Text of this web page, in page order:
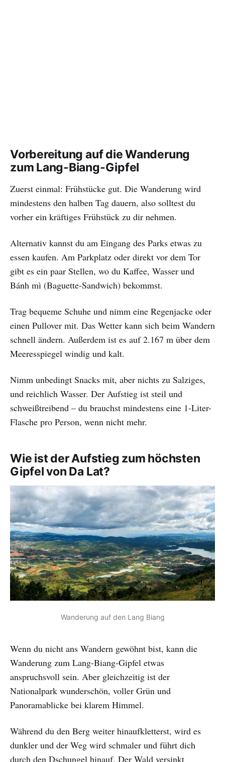
Vorbereitung auf die Wanderung
zum Lang-Biang-Gipfel
Zuerst einmal: Frühstücke gut. Die Wanderung wird
mindestens den halben Tag dauern, also solltest du
vorher ein kräftiges Frühstück zu dir nehmen.
Alternativ kannst du am Eingang des Parks etwas zu
essen kaufen. Am Parkplatz oder direkt vor dem Tor
gibt es ein paar Stellen, wo du Kaffee, Wasser und
Bánh mì (Baguette-Sandwich) bekommst.
Trag bequeme Schuhe und nimm eine Regenjacke oder
einen Pullover mit. Das Wetter kann sich beim Wandern
schnell ändern. Außerdem ist es auf 2.167 m über dem
Meeresspiegel windig und kalt.
Nimm unbedingt Snacks mit, aber nichts zu Salziges,
und reichlich Wasser. Der Aufstieg ist steil und
schweißtreibend – du brauchst mindestens eine 1-Liter-
Flasche pro Person, wenn nicht mehr.
Wie ist der Aufstieg zum höchsten
Gipfel von Da Lat?
Wanderung auf den Lang Biang
Wenn du nicht ans Wandern gewöhnt bist, kann die
Wanderung zum Lang-Biang-Gipfel etwas
anspruchsvoll sein. Aber gleichzeitig ist der
Nationalpark wunderschön, voller Grün und
Panoramablicke bei klarem Himmel.
Während du den Berg weiter hinaufkletterst, wird es
dunkler und der Weg wird schmaler und führt dich
durch den Dschungel hinauf. Der Wald versinkt